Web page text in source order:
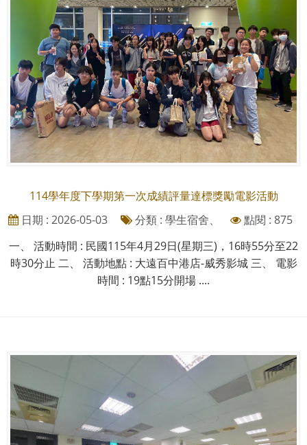
114學年度下學期第一次成績評量達標獎勵電影活動
日期 : 2026-05-03
分類 : 學生宿舍、
點閱 : 875
一、 活動時間 : 民國115年4月29日(星期三)，16時55分至22
時30分止 二、 活動地點 : 大遠百中港店-威秀影城 三、 電影
時間 : 19點15分開場 ....